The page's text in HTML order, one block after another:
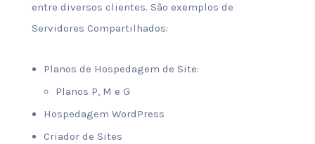
entre diversos clientes. São exemplos de
Servidores Compartilhados:
Planos de Hospedagem de Site:
Planos P, M e G
Hospedagem WordPress
Criador de Sites